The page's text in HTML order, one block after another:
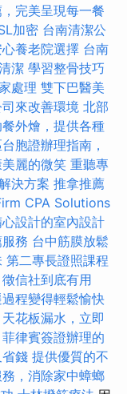
完美呈現每一餐
加密 台南清潔公
養老院選擇 台南
潔 學習整骨技巧
處理 雙下巴醫美
來改善環境 北部
餐外燴，提供各種
胞證辦理指南，
麗的微笑 重聽專
決方案 推拿推薦
CPA Solutions
設計的室內設計
務 台中筋膜放鬆
第二專長證照課程
徵信社到底有用
程變得輕鬆愉快
天花板漏水，立即
菲律賓簽證辦理的
錢 提供優質的不
，消除家中蟑螂